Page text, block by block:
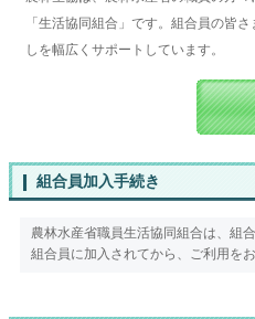
「生活協同組合」です。組合員の皆
しを幅広くサポートしています。
組合員加入手続き
農林水産省職員生活協同組合は、組
組合員に加入されてから、ご利用を